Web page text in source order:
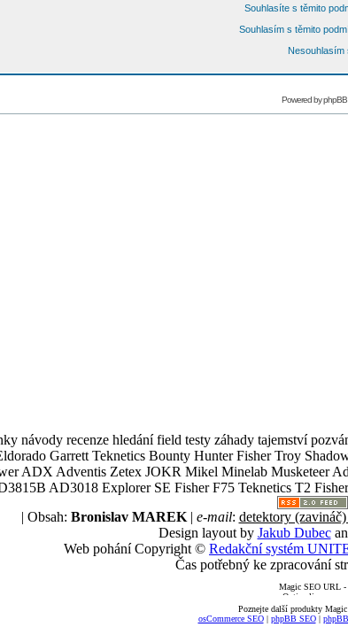
Souhlasíte s těmito
Souhlasím s těmito
Nesouhlasím
Powered byphpBB
návody recenze hledání field testy záhady tajemství
Garrett Teknetics Bounty Hunter Fisher Troy
Adventis Zetex JOKR Mikel Minelab Musketeer
AD3018 Explorer SE Fisher F75 Teknetics T2
| Obsah: Bronislav MAREK| e-mail: detektory
Design layout by Jakub Dubec
Web pohání Copyright © Redakční systém
Čas potřebný ke zpracování
Poznejte další produkty
osCommerce SEO| phpBB SEO|